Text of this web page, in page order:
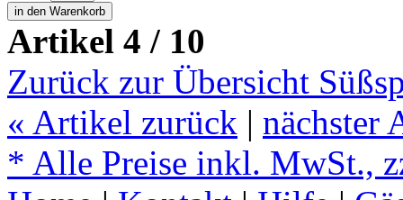
Artikel 4 / 10
Zurück zur Übersicht
« Artikel zurück | nächster
* Alle Preise inkl. MwSt.,